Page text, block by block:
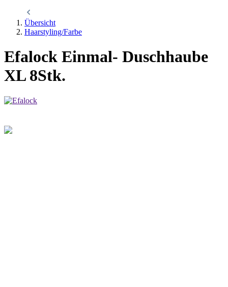
Übersicht
Haarstyling/Farbe
Efalock Einmal- Duschhaube
XL 8Stk.